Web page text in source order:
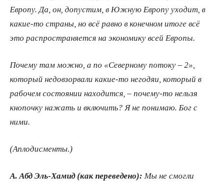
Европу. Да, он, допустим, в Южную Европу уходит, в
какие-то страны, но всё равно в конечном итоге всё
это распространяется на экономику всей Европы.
Почему там можно, а по «Северному потоку – 2»,
который недовзорвали какие-то негодяи, который в
рабочем состоянии находится, ‒ почему-то нельзя
кнопочку нажать и включить? Я не понимаю. Бог с
ними.
(Аплодисменты.)
А. Абд Эль-Хамид (как переведено): Мы не смогли